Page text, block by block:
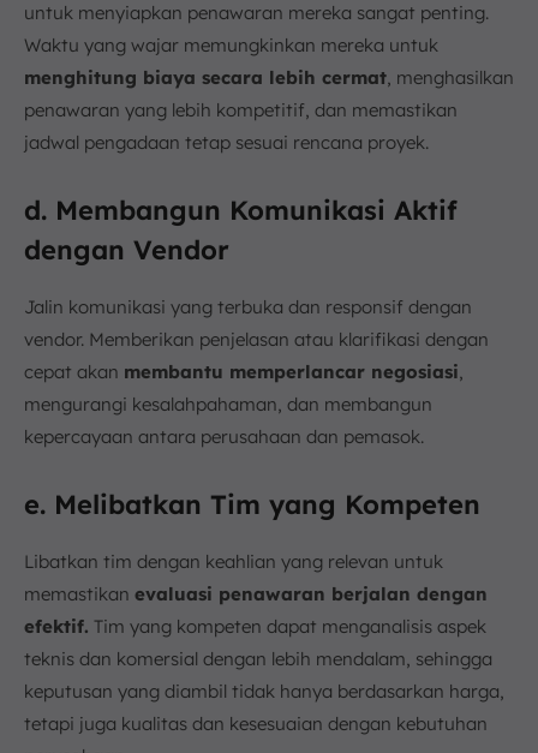
untuk menyiapkan penawaran mereka sangat penting.
Waktu yang wajar memungkinkan mereka untuk
menghitung biaya secara lebih cermat, menghasilkan
penawaran yang lebih kompetitif, dan memastikan
jadwal pengadaan tetap sesuai rencana proyek.
d. Membangun Komunikasi Aktif
dengan Vendor
Jalin komunikasi yang terbuka dan responsif dengan
vendor. Memberikan penjelasan atau klarifikasi dengan
cepat akan membantu memperlancar negosiasi,
mengurangi kesalahpahaman, dan membangun
kepercayaan antara perusahaan dan pemasok.
e. Melibatkan Tim yang Kompeten
Libatkan tim dengan keahlian yang relevan untuk
memastikan evaluasi penawaran berjalan dengan
efektif. Tim yang kompeten dapat menganalisis aspek
teknis dan komersial dengan lebih mendalam, sehingga
keputusan yang diambil tidak hanya berdasarkan harga,
tetapi juga kualitas dan kesesuaian dengan kebutuhan